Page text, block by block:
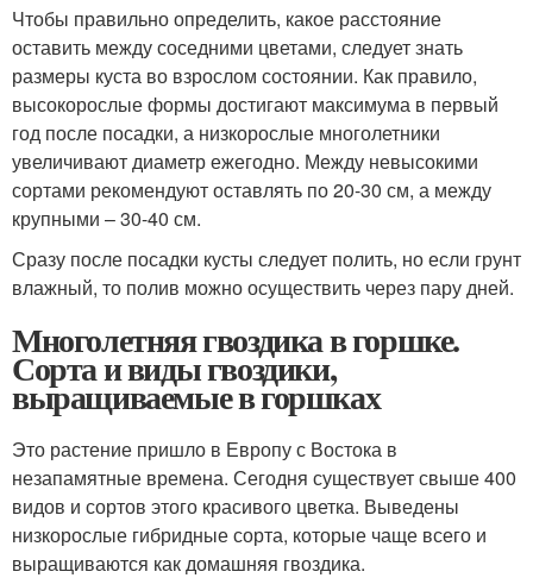
Чтобы правильно определить, какое расстояние
оставить между соседними цветами, следует знать
размеры куста во взрослом состоянии. Как правило,
высокорослые формы достигают максимума в первый
год после посадки, а низкорослые многолетники
увеличивают диаметр ежегодно. Между невысокими
сортами рекомендуют оставлять по 20-30 см, а между
крупными – 30-40 см.
Сразу после посадки кусты следует полить, но если грунт
влажный, то полив можно осуществить через пару дней.
Многолетняя гвоздика в горшке.
Сорта и виды гвоздики,
выращиваемые в горшках
Это растение пришло в Европу с Востока в
незапамятные времена. Сегодня существует свыше 400
видов и сортов этого красивого цветка. Выведены
низкорослые гибридные сорта, которые чаще всего и
выращиваются как домашняя гвоздика.